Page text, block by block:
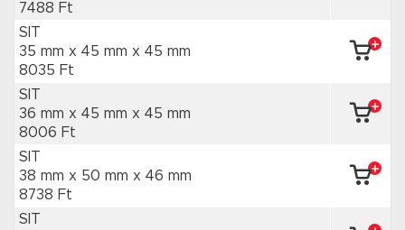
7488 Ft
SIT
35 mm x 45 mm x 45 mm
8035 Ft
SIT
36 mm x 45 mm x 45 mm
8006 Ft
SIT
38 mm x 50 mm x 46 mm
8738 Ft
SIT